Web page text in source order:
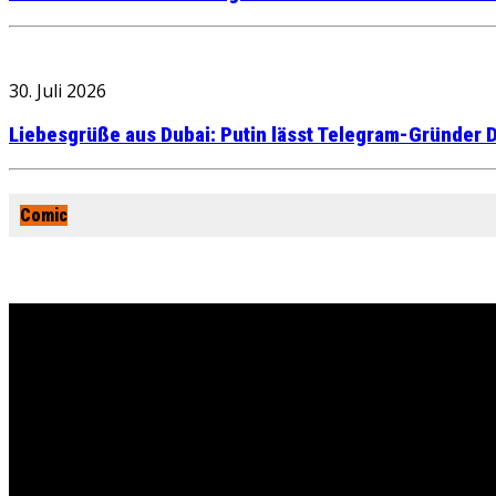
30. Juli 2026
Liebesgrüße aus Dubai: Putin lässt Telegram-Gründer
Comic